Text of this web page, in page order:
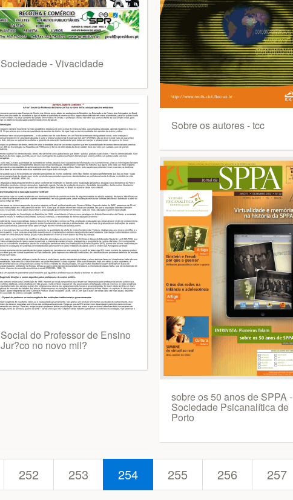
Sociedade - Vivacidade
Social do Professor de Ensino
Jur?co no novo mil?
Sobre os autores - tcc
sobre os 50 anos de SPPA -
Sociedade Psicanalítica de
Porto
252 253 254 255 256 257